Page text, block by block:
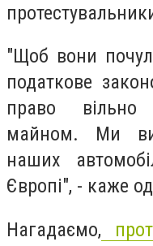
"Щоб вони
податкове
право вільно
майном. Ми
наших
Європі", - каже
Нагадаємо,